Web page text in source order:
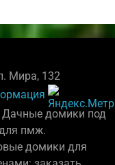
Мира, 132
Дачные домики под
пмж.
домики для